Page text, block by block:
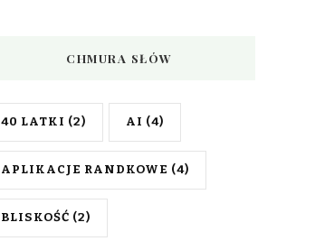
CHMURA SŁÓW
40 LATKI (2) AI (4)
APLIKACJE RANDKOWE (4)
BLISKOŚĆ (2)